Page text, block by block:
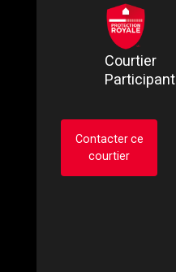
Courtier
Participant
Contacter ce
courtier